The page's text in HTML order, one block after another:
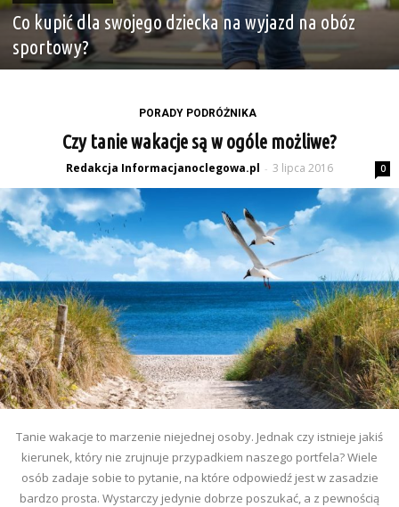
Co kupić dla swojego dziecka na wyjazd na obóz
sportowy?
PORADY PODRÓŻNIKA
Czy tanie wakacje są w ogóle możliwe?
Redakcja Informacjanoclegowa.pl - 3 lipca 2016 0
Tanie wakacje to marzenie niejednej osoby. Jednak czy istnieje jakiś
kierunek, który nie zrujnuje przypadkiem naszego portfela? Wiele
osób zadaje sobie to pytanie, na które odpowiedź jest w zasadzie
bardzo prosta. Wystarczy jedynie dobrze poszukać, a z pewnością